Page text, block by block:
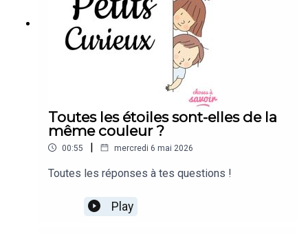
Toutes les étoiles sont-elles de la
même couleur ?
00:55 | mercredi 6 mai 2026
Toutes les réponses à tes questions !
Play